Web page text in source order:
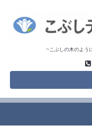
~こぶしの木のよう